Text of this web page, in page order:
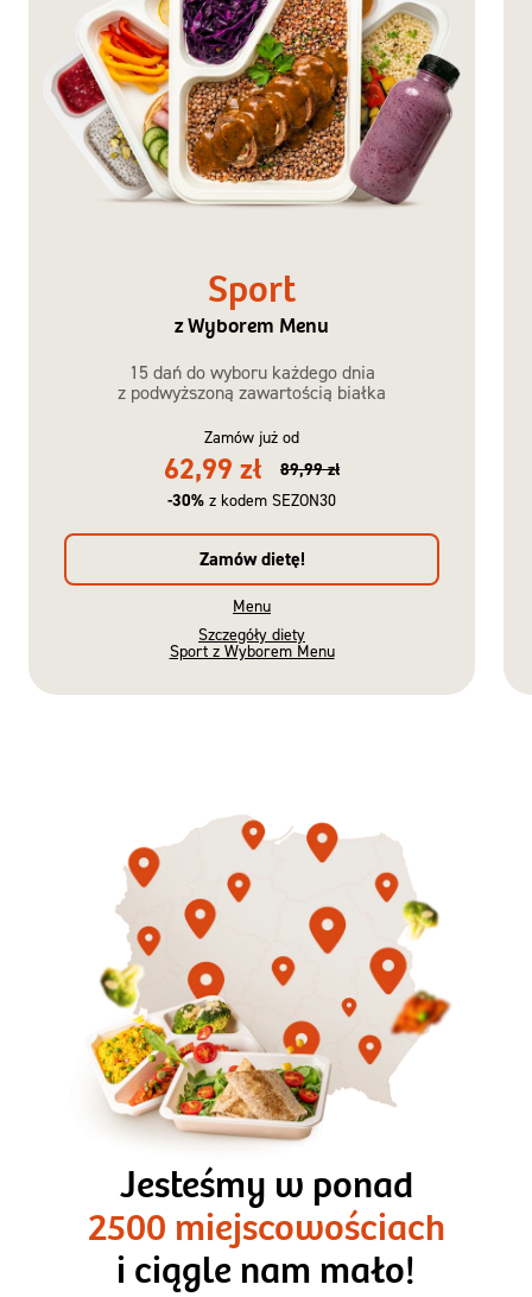
Sport
z Wyborem Menu
15 dań do wyboru każdego dnia
z podwyższoną zawartością białka
Zamów już od
62,99 zł
89,99 zł
-30% z kodem SEZON30
Zamów dietę!
Menu
Szczegóły diety
Sport z Wyborem Menu
3 razy TAK
1500kcal - 2250kcal
3 sycące posiłki o większej objętości. Mniej dań,
ta sama wygoda!
Jesteśmy w ponad
2500 miejscowościach
i ciągle nam mało!